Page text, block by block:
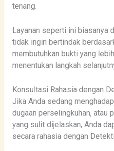
tenang.
Layanan seperti ini biasanya
tidak ingin bertindak
membutuhkan bukti yang
menentukan langkah
Konsultasi Rahasia dengan
Jika Anda sedang
dugaan perselingkuhan, atau
yang sulit dijelaskan, Anda
secara rahasia dengan